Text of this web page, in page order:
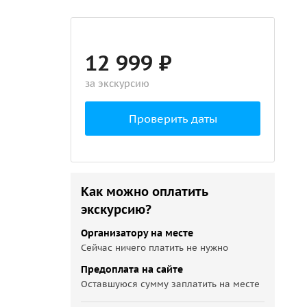
12 999 ₽
за экскурсию
Проверить даты
Как можно оплатить
экскурсию?
Организатору на месте
Сейчас ничего платить не нужно
Предоплата на сайте
Оставшуюся сумму заплатить на месте